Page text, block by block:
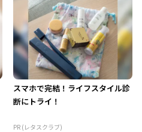
スマホで完結！ライフスタイル診
断にトライ！
PR (レタスクラブ)